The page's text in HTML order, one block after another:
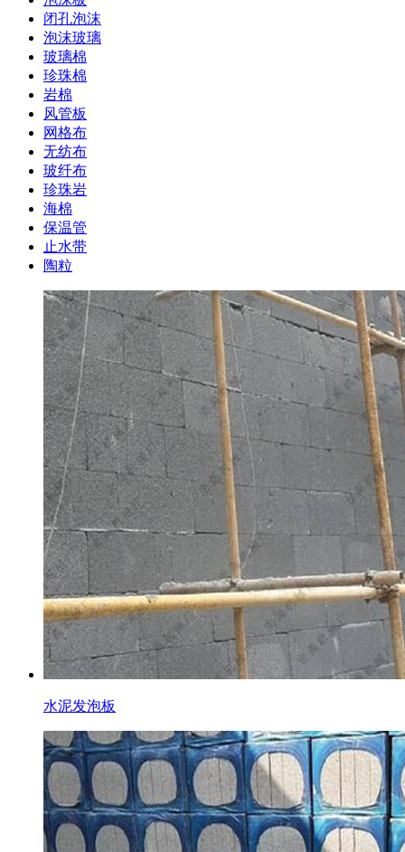
闭孔泡沫
泡沫玻璃
玻璃棉
珍珠棉
岩棉
风管板
网格布
无纺布
玻纤布
珍珠岩
海棉
保温管
止水带
陶粒
水泥发泡板